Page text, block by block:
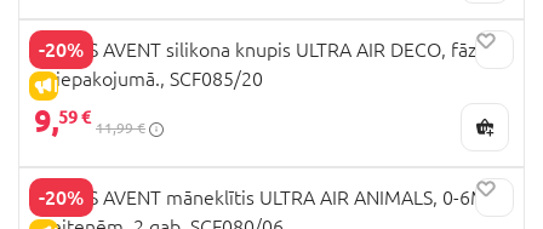
-20%
IZPĀRDOŠANA
PHILIPS AVENT silikona knupis ULTRA AIR DECO, fāze 2,
2- iepakojumā., SCF085/20
9,59 €
11,99 €
-20%
PHILIPS AVENT māneklītis ULTRA AIR ANIMALS, 0-6M,